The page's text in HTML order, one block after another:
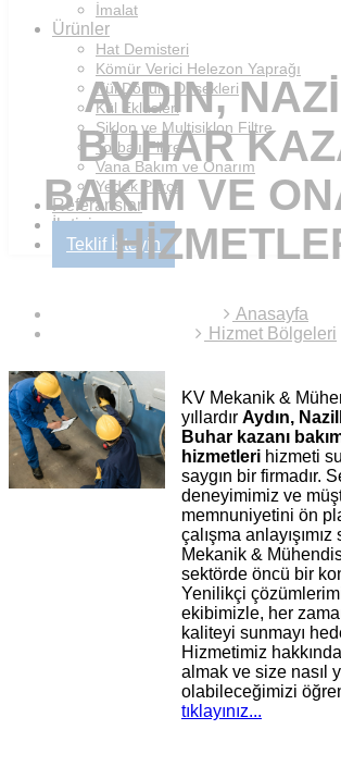
İmalat
Ürünler
Hat Demisteri
Kömür Verici Helezon Yaprağı
Kül Döküm Dirsekleri
Kül Eklüsleri
Siklon ve Multisiklon Filtre
Torbalı Filtre
Vana Bakım ve Onarım
Yedek Parça
Referanslar
İletişim
Teklif İsteyin
AYDIN,
BUHAR
BAKIM VE
Anasayfa
Hizmet Bölgeleri
KV Mekanik &
yıllardırAydın,
Buhar kazanı
hizmetleri hizmeti
saygın bir firmadır.
deneyimimiz ve
memnuniyetini ön
çalışma
Mekanik &
sektörde öncü bir
Yenilikçi
ekibimizle, her
kaliteyi sunmayı
Hizmetimiz
almak ve size nasıl
olabileceğimizi
tıklayınız...